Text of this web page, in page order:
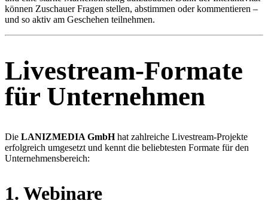
können Zuschauer Fragen stellen, abstimmen oder kommentieren –
und so aktiv am Geschehen teilnehmen.
Livestream-Formate
für Unternehmen
Die LANIZMEDIA GmbHhat zahlreiche Livestream-Projekte
erfolgreich umgesetzt und kennt die beliebtesten Formate für den
Unternehmensbereich:
1. Webinare